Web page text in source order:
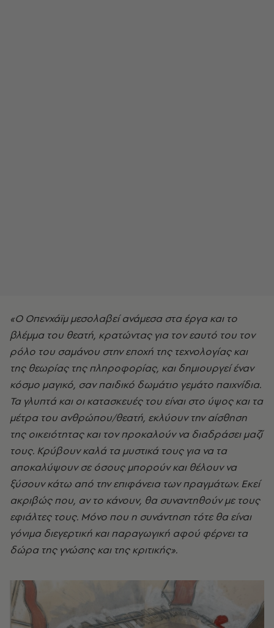
«Ο Οπενχάϊμ μεσολαβεί ανάμεσα στα έργα και το
βλέμμα του θεατή, κρατώντας για τον εαυτό του τον
ρόλο του σαμάνου στην εποχή της τεχνολογίας και
της θεωρίας της πληροφορίας, και δημιουργεί έναν
κόσμο μαγικό, σαν παιδικό δωμάτιο γεμάτο παιχνίδια.
Τα γλυπτά και οι κατασκευές του είναι στο ύψος και τα
μέτρα του ανθρώπου/θεατή, εκλύουν την αίσθηση
της οικειότητας και τον προκαλούν να διαδράσει μαζί
τους. Κρύβουν καλά τα μυστικά τους για να τα
αποκαλύψουν σε όσους μπορούν και θέλουν να
ξύσουν κάτω από την επιφάνεια των πραγμάτων. Εκεί
ακριβώς που, αν το κάνουν, θα συναντηθούν με τους
εφιάλτες τους. Μόνο που η συνάντηση τότε θα είναι
γόνιμα διεγερτική και παραγωγική αφού φέρνει τα
δώρα της γνώσης και της κριτικής».